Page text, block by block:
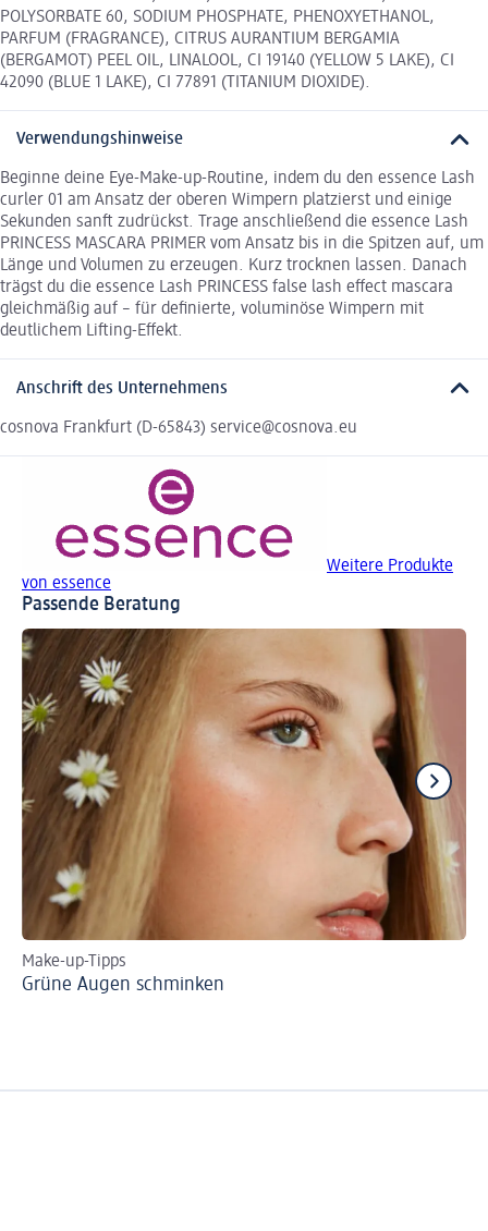
POLYSORBATE 60, SODIUM PHOSPHATE, PHENOXYETHANOL,
PARFUM (FRAGRANCE), CITRUS AURANTIUM BERGAMIA
(BERGAMOT) PEEL OIL, LINALOOL, CI 19140 (YELLOW 5 LAKE), CI
42090 (BLUE 1 LAKE), CI 77891 (TITANIUM DIOXIDE).
Verwendungshinweise
Beginne deine Eye-Make-up-Routine, indem du den essence Lash
curler 01 am Ansatz der oberen Wimpern platzierst und einige
Sekunden sanft zudrückst. Trage anschließend die essence Lash
PRINCESS MASCARA PRIMER vom Ansatz bis in die Spitzen auf, um
Länge und Volumen zu erzeugen. Kurz trocknen lassen. Danach
trägst du die essence Lash PRINCESS false lash effect mascara
gleichmäßig auf – für definierte, voluminöse Wimpern mit
deutlichem Lifting-Effekt.
Anschrift des Unternehmens
cosnova Frankfurt (D-65843) service@cosnova.eu
Weitere Produkte
von essence
Passende Beratung
Make-up-Tipps
Grüne Augen schminken